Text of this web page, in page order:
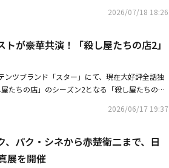
ン2ではジアンとジンマンは防戦一方ではなく、
を受けるだけではありません。私がじっとして
ます。シーズン1では素手でのアクションやムエ
器を使ったアクションもお見せする予定です」
が話したように、シーズン2では反撃に出ます。
着をつけたいという気持ちで反撃を始めます」と
これまで通り取り組みました」と語った。シー
び登場する。チョ・ハンソンは、シリーズ最大
に、ジンマンの傭兵仲間であり、ジアンを陰なが
も引き続き出演する。チョ・ハンソンは「シーズ
新入社員としての成長と揺れ動く恋心を軽快なテ
クールな経営者でありながら、恋愛にはとことん
現している。 新入社員ナム・ダルムを演じるの
た情熱を胸に、持ち前のガッツでビジネスの世
る。 ダルムが長年推し続けてきたアイドル、
イドルグループの一員という華やかな設定で、ダ
気グループITZYのユナも本作で本格的な演技に挑
月・火曜日 最新話配信配信情報：U-NEXT／見
：韓国製作年：2026年【スタッフ】監督：パ
2026/07/18 18:26
が豪華共演！「殺し屋たちの店2」
ツブランド「スター」にて、現在大好評全話独
たちの店」のシーズン2となる「殺し屋たちの店
達の武器販売店を譲り受けた大学生の主人公チョ
ンス。「ニューヨーク・タイムズ」の「2024 年
作品で唯一選出され世界的に高評価を受けた本作
、ついに幕を開ける。前作では、銃撃戦から最新
2026/06/17 19:37
パク・シネから赤楚衛二まで、日
展を開催